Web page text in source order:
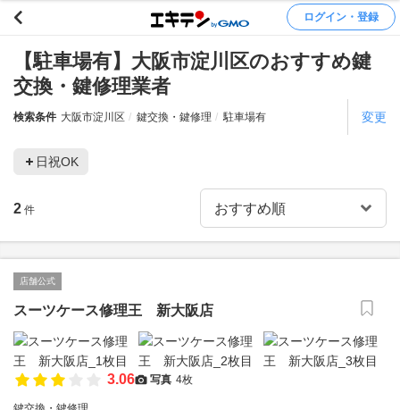
ログイン・登録
【駐車場有】大阪市淀川区のおすすめ鍵
交換・鍵修理業者
検索条件 大阪市淀川区 鍵交換・鍵修理 駐車場有 変更
日祝OK
2 件
店舗公式
スーツケース修理王 新大阪店
3.06 写真 4枚